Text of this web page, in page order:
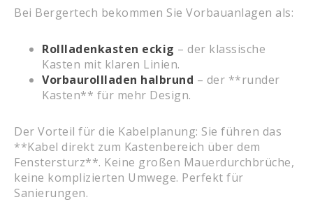
Bei Bergertech bekommen Sie Vorbauanlagen als:
Rollladenkasten eckig – der klassische
Kasten mit klaren Linien.
Vorbaurollladen halbrund – der **runder
Kasten** für mehr Design.
Der Vorteil für die Kabelplanung: Sie führen das
**Kabel direkt zum Kastenbereich über dem
Fenstersturz**. Keine großen Mauerdurchbrüche,
keine komplizierten Umwege. Perfekt für
Sanierungen.